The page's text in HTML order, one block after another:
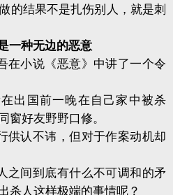
的结果不是扎伤别人，就是刺
一种无边的恶意
在小说《恶意》中讲了一个令
出国前一晚在自己家中被杀
窗好友野野口修。
供认不讳，但对于作案动机却
之间到底有什么不可调和的矛
杀人这样极端的事情呢？